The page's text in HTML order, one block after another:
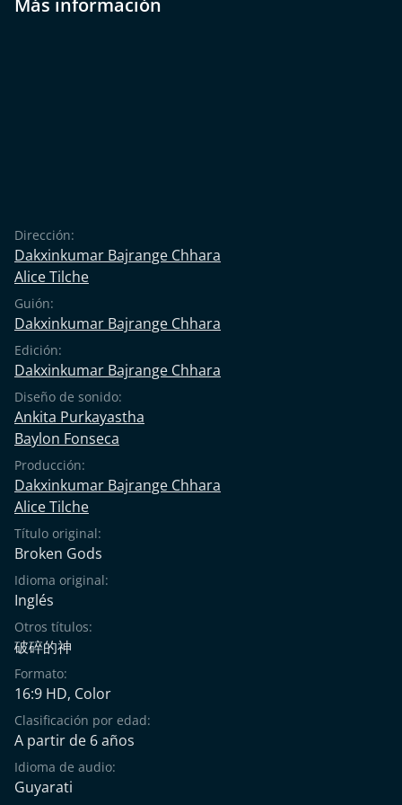
las enfermedades y la escasez.
Dirección:
Dakxinkumar Bajrange Chhara
Alice Tilche
Guión:
Dakxinkumar Bajrange Chhara
Edición:
Dakxinkumar Bajrange Chhara
Diseño de sonido:
Ankita Purkayastha
Baylon Fonseca
Producción:
Dakxinkumar Bajrange Chhara
Alice Tilche
Título original:
Broken Gods
Idioma original:
Inglés
Otros títulos:
破碎的神
Formato:
16:9 HD, Color
Clasificación por edad:
A partir de 6 años
Idioma de audio:
Guyarati